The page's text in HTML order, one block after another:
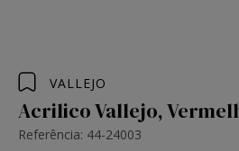
VALLEJO
Acrilico Vallejo,
Referência: 44-24003